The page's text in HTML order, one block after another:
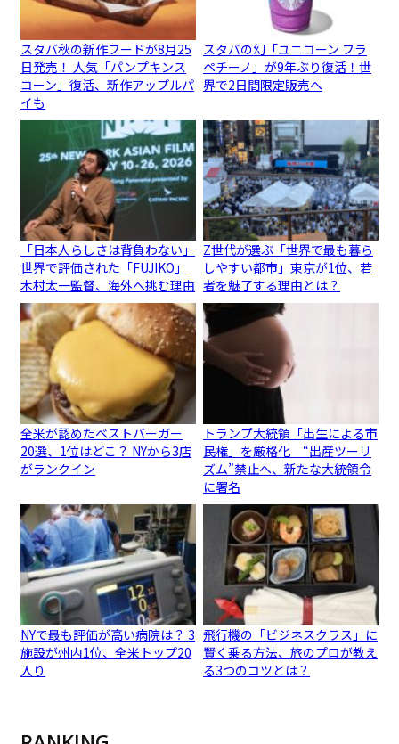
スタバ秋の新作フードが8月25
日発売！ 人気「パンプキンス
コーン」復活、新作アップルパ
イも
スタバの幻「ユニコーン フラ
ペチーノ」が9年ぶり復活！世
界で2日間限定販売へ
「日本人らしさは背負わない」
世界で評価された「FUJIKO」
木村太一監督、海外へ挑む理由
Z世代が選ぶ「世界で最も暮ら
しやすい都市」東京が1位、若
者を魅了する理由とは？
全米が認めたベストバーガー
20選、1位はどこ？ NYから3店
がランクイン
トランプ大統領「出生による市
民権」を厳格化 “出産ツーリ
ズム”禁止へ、新たな大統領令
に署名
NYで最も評価が高い病院は？ 3
施設が州内1位、全米トップ20
入り
飛行機の「ビジネスクラス」に
賢く乗る方法、旅のプロが教え
る3つのコツとは？